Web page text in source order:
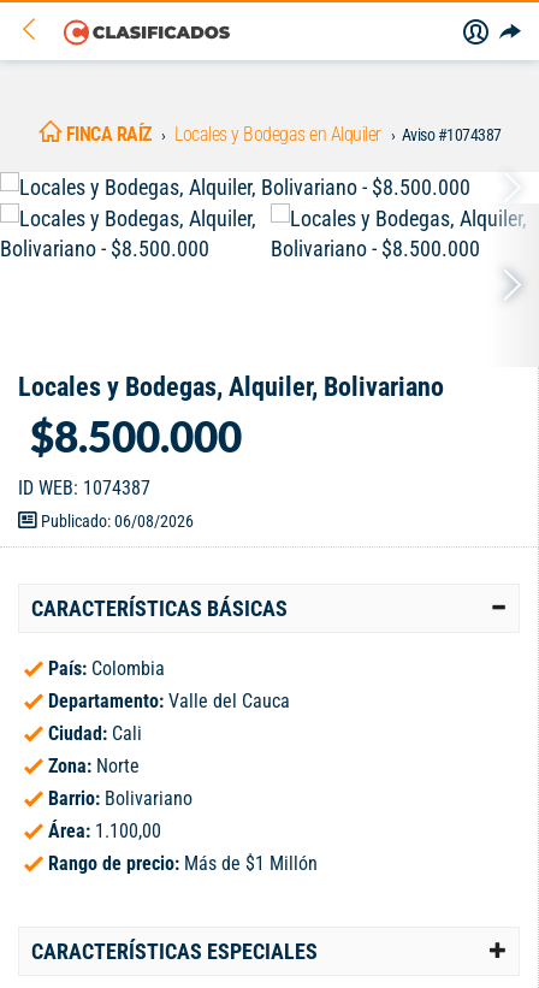
FINCA RAÍZ Locales y Bodegas en Alquiler Aviso #1074387
Locales y Bodegas, Alquiler, Bolivariano
$8.500.000
ID WEB: 1074387
Publicado: 06/08/2026
CARACTERÍSTICAS BÁSICAS
País: Colombia
Departamento: Valle del Cauca
Ciudad: Cali
Zona: Norte
Barrio: Bolivariano
Área: 1.100,00
Rango de precio: Más de $1 Millón
CARACTERÍSTICAS ESPECIALES